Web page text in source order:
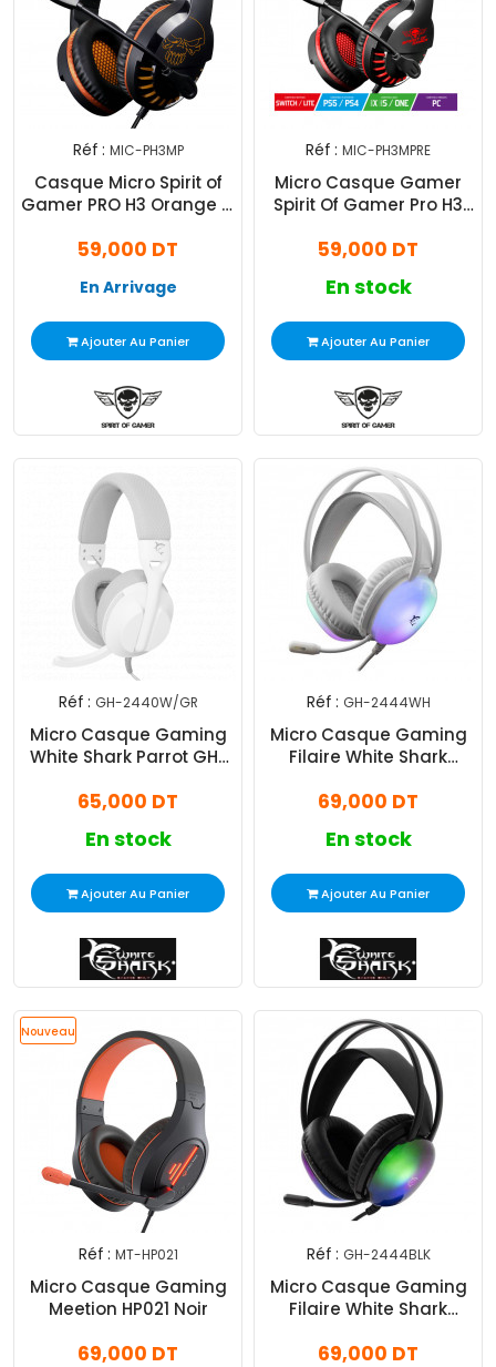
Réf : MIC-PH3MP
Casque Micro Spirit of
Gamer PRO H3 Orange &
59,000 DT
En Arrivage
Ajouter Au Panier
Réf : MIC-PH3MPRE
Micro Casque Gamer
Spirit Of Gamer Pro H3
59,000 DT
En stock
Ajouter Au Panier
Réf : GH-2440W/GR
Micro Casque Gaming
White Shark Parrot GH-
65,000 DT
En stock
Ajouter Au Panier
Réf : GH-2444WH
Micro Casque Gaming
Filaire White Shark
69,000 DT
En stock
Ajouter Au Panier
Nouveau
Réf : MT-HP021
Micro Casque Gaming
Meetion HP021 Noir
69,000 DT
Réf : GH-2444BLK
Micro Casque Gaming
Filaire White Shark
69,000 DT